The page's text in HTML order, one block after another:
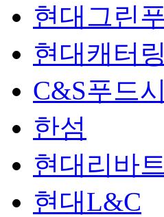
현대그린
현대캐터
C&S푸드
한섬
현대리바트
현대L&C